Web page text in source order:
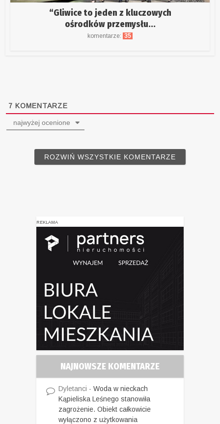
“Gliwice to jeden z kluczowych
ośrodków przemysłu...
komentarze: 35
7 KOMENTARZE
najwyżej ocenione
ROZWIŃ WSZYSTKIE KOMENTARZE
REKLAMA
NAJNOWSZE KOMENTARZE
Dyletanci - Woda w nieckach
Kąpieliska Leśnego stanowiła
zagrożenie. Obiekt całkowicie
wyłączono z użytkowania